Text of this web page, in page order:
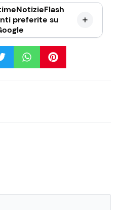
preferite su